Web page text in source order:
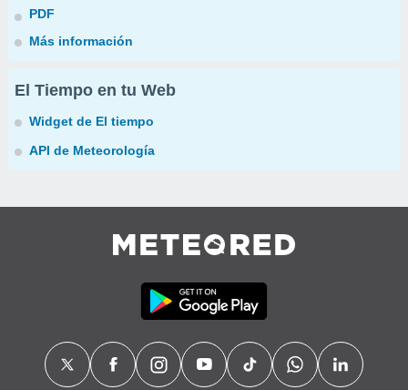
PDF
Más información
El Tiempo en tu Web
Widget de El tiempo
API de Meteorología